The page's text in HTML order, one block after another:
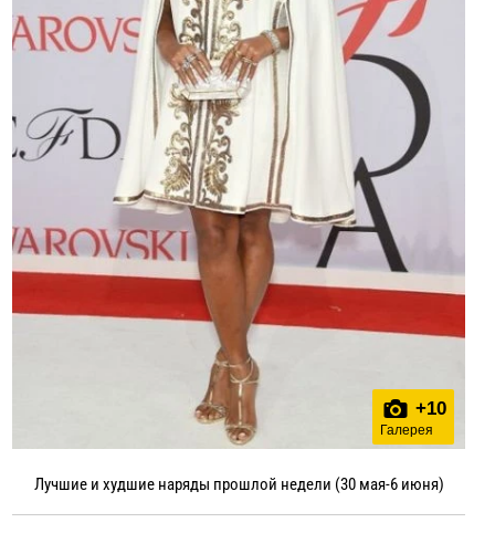
+10
Галерея
Лучшие и худшие наряды прошлой недели (30 мая-6 июня)